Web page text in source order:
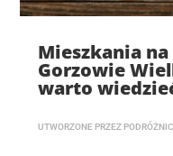
Mieszkania
Gorzowie
warto
UTWORZONE PRZEZ